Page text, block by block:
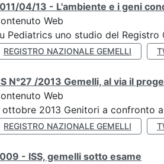
04/13 - L'ambiente e i geni
Web
Pediatrics uno studio del
REGISTRO NAZIONALE GEMELLI
N°27 /2013 Gemelli, al via il
Web
ottobre 2013 Genitori a confronto
REGISTRO NAZIONALE GEMELLI
- ISS, gemelli sotto esame